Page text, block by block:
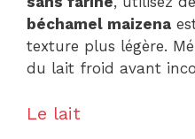
béchamel maizena
texture plus légère.
du lait froid avant
Le lait